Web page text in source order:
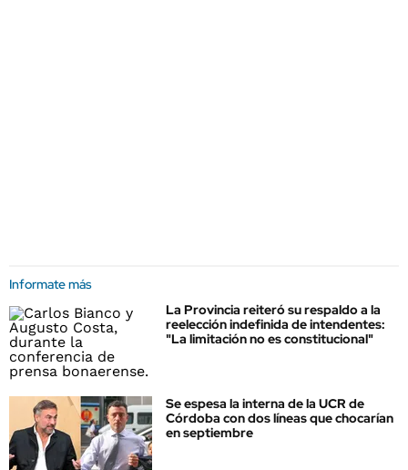
Informate más
La Provincia reiteró su respaldo a la
reelección indefinida de intendentes:
"La limitación no es constitucional"
Se espesa la interna de la UCR de
Córdoba con dos líneas que chocarían
en septiembre